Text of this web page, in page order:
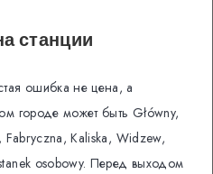
станции
ошибка не цена, а
городе может быть Główny,
Kaliska, Widzew,
osobowy. Перед выходом